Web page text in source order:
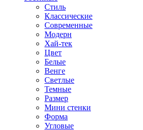
Стиль
Классические
Современные
Модерн
Хай-тек
Цвет
Белые
Венге
Светлые
Темные
Размер
Мини стенки
Форма
Угловые